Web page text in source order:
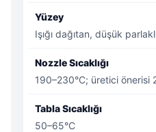
Yüzey
Işığı dağıtan, düşük
Nozzle Sıcaklığı
190–230°C; üretici önerisi
Tabla Sıcaklığı
50–65°C